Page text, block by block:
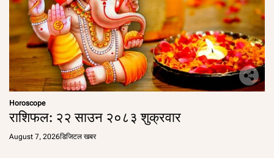
Horoscope
राशिफल: २२ साउन २०८३ शुक्रवार
August 7, 2026डिजिटल खबर